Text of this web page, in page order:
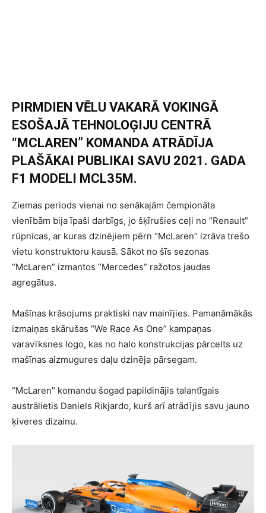
PIRMDIEN VĒLU VAKARĀ VOKINGĀ
ESOŠAJĀ TEHNOLOĢIJU CENTRĀ
“MCLAREN” KOMANDA ATRĀDĪJA
PLAŠĀKAI PUBLIKAI SAVU 2021. GADA
F1 MODELI MCL35M.
Ziemas periods vienai no senākajām čempionāta
vienībām bija īpaši darbīgs, jo šķīrušies ceļi no “Renault”
rūpnīcas, ar kuras dzinējiem pērn “McLaren” izrāva trešo
vietu konstruktoru kausā. Sākot no šīs sezonas
“McLaren” izmantos “Mercedes” ražotos jaudas
agregātus.
Mašīnas krāsojums praktiski nav mainījies. Pamanāmākās
izmaiņas skārušas “We Race As One” kampaņas
varavīksnes logo, kas no halo konstrukcijas pārcelts uz
mašīnas aizmugures daļu dzinēja pārsegam.
“McLaren” komandu šogad papildinājis talantīgais
austrālietis Daniels Rikjardo, kurš arī atrādījis savu jauno
ķiveres dizainu.